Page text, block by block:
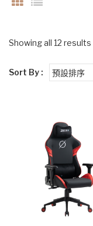
Showing all 12 results
Sort By :